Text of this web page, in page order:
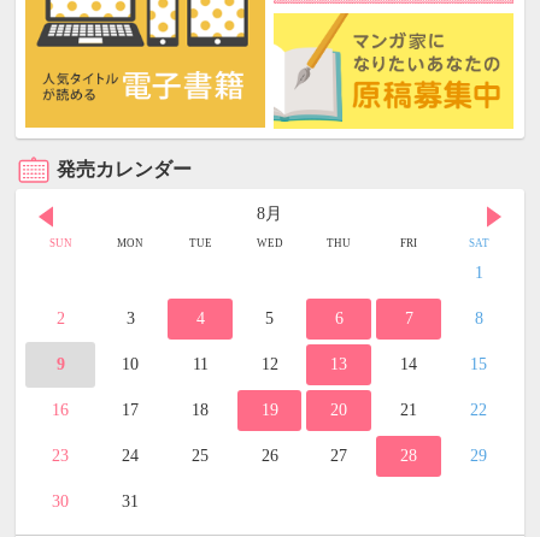
発売カレンダー
8月
SUN MON TUE WED THU FRI SAT
1
2 3 4 5 6 7 8
9 10 11 12 13 14 15
16 17 18 19 20 21 22
23 24 25 26 27 28 29
30 31